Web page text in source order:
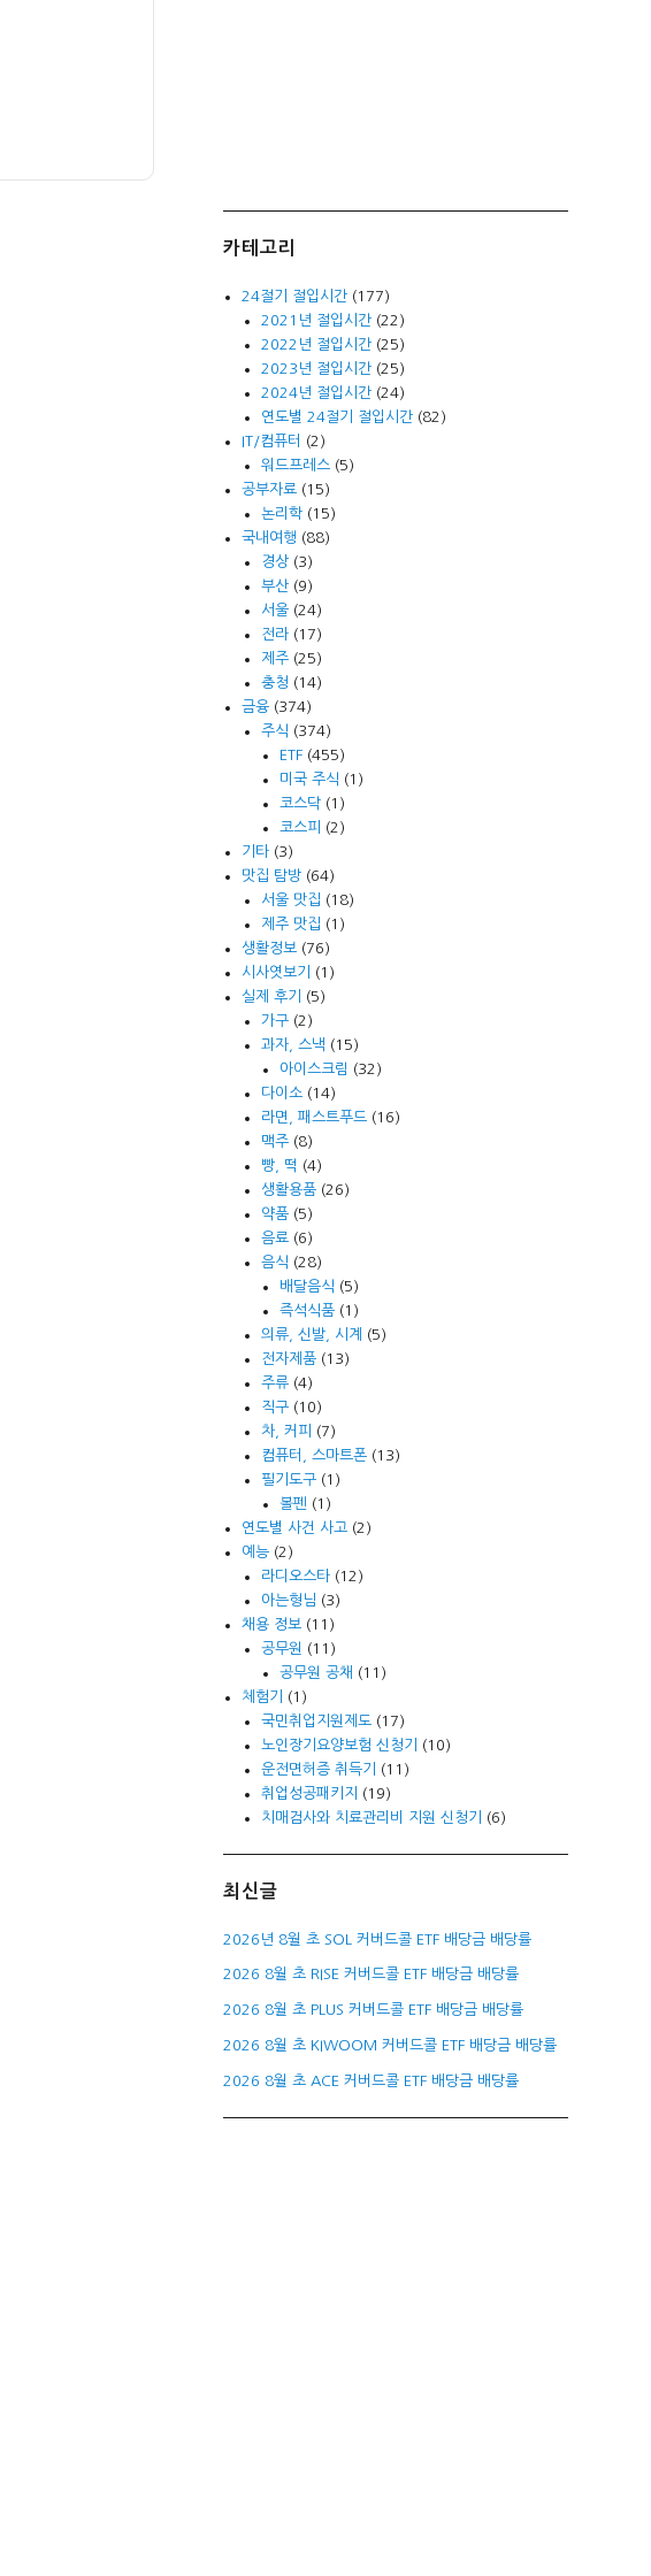
카테고리
24절기 절입시간 (177)
2021년 절입시간(22)
2022년 절입시간(25)
2023년 절입시간(25)
2024년 절입시간(24)
연도별 24절기 절입시간(82)
IT/컴퓨터
(2)
워드프레스(5)
공부자료 (15)
논리학(15)
국내여행 (88)
경상(3)
부산(9)
서울(24)
전라(17)
제주(25)
충청 (14)
금융 (374)
주식 (374)
ETF(455)
미국 주식 (1)
코스닥(1)
코스피
(2)
기타 (3)
맛집 탐방 (64)
서울 맛집 (18)
제주 맛집 (1)
생활정보 (76)
시사엿보기
(1)
실제 후기
(5)
가구(2)
과자, 스낵 (15)
아이스크림 (32)
다이소(14)
라면, 패스트푸드(16)
맥주(8)
빵, 떡 (4)
생활용품(26)
약품(5)
음료(6)
음식 (28)
배달음식 (5)
즉석식품(1)
의류, 신발, 시계
(5)
전자제품(13)
주류(4)
직구(10)
차, 커피
(7)
컴퓨터, 스마트폰(13)
필기도구(1)
볼펜 (1)
연도별 사건 사고 (2)
예능 (2)
라디오스타(12)
아는형님 (3)
채용 정보 (11)
공무원
(11)
공무원 공채 (11)
체험기
(1)
국민취업지원제도(17)
노인장기요양보험 신청기
(10)
운전면허증 취득기
(11)
취업성공패키지
(19)
치매검사와 치료관리비 지원 신청기
(6)
최신글
2026년 8월 초 SOL 커버드콜 ETF 배당금 배당률
2026 8월 초 RISE 커버드콜 ETF 배당금 배당률
2026 8월 초 PLUS 커버드콜 ETF 배당금 배당률
2026 8월 초 KIWOOM 커버드콜 ETF 배당금 배당률
2026 8월 초 ACE 커버드콜 ETF 배당금 배당률